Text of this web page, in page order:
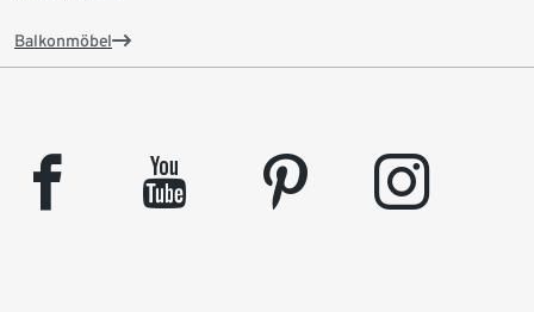
Balkonmöbel
facebook youtube pinterest instagram